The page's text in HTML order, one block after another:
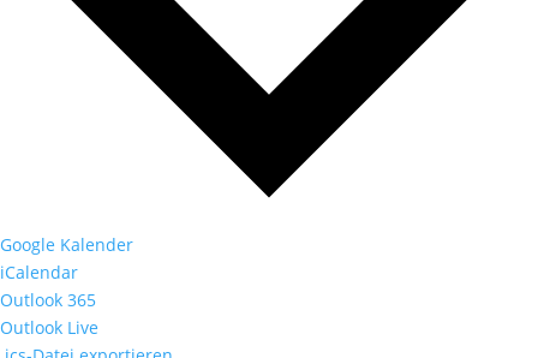
Google Kalender
iCalendar
Outlook 365
Outlook Live